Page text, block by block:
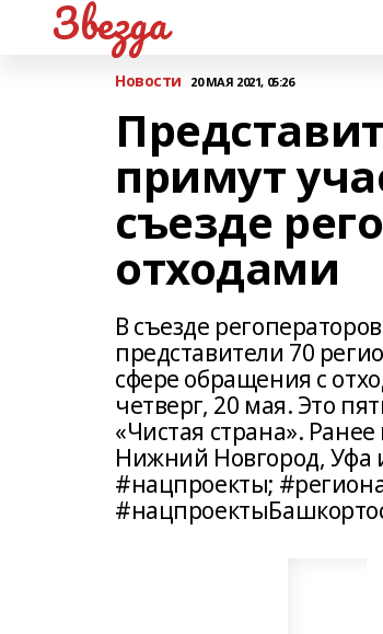
Звезда
Новости 20 МАЯ 2021, 05:26
примут
съезде
отходами
В съезде
представители 70
сфере обращения с
четверг, 20 мая. Это
«Чистая страна».
Нижний Новгород, Уфа
#нацпроекты;